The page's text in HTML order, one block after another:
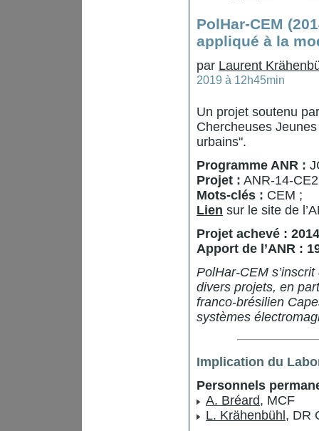
PolHar-CEM
appliqué à la
par Laurent
2019 à 12h45min
Un projet soutenu
Chercheuses
urbains".
Programme ANR :
Projet : ANR-14-
Mots-clés : CEM ;
Lien sur le site de
Projet achevé :
Apport de l’ANR :
PolHar-CEM
divers projets, en
franco-brésilien
systèmes
Implication du
Personnels
A. Bréard, MCF
L. Krähenbühl , DR